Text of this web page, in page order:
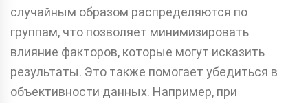
случайным образом распределяются по
группам, что позволяет минимизировать
влияние факторов, которые могут исказить
результаты. Это также помогает убедиться в
объективности данных. Например, при